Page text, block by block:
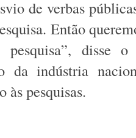
de verbas
Então
pesquisa”, disse
da indústria
às pesquisas.